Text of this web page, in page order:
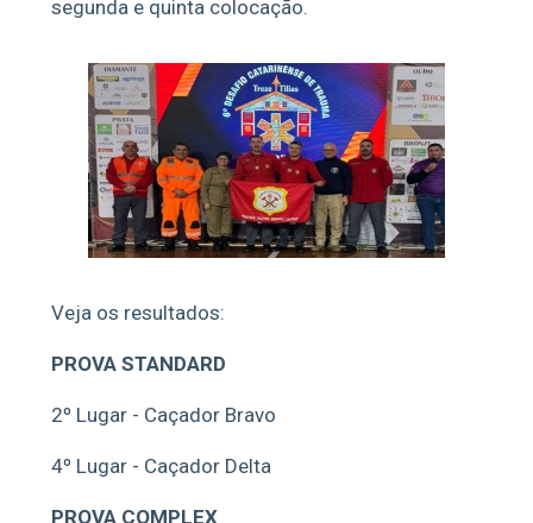
segunda e quinta colocação.
Veja os resultados:
PROVA STANDARD
2º Lugar - Caçador Bravo
4º Lugar - Caçador Delta
PROVA COMPLEX